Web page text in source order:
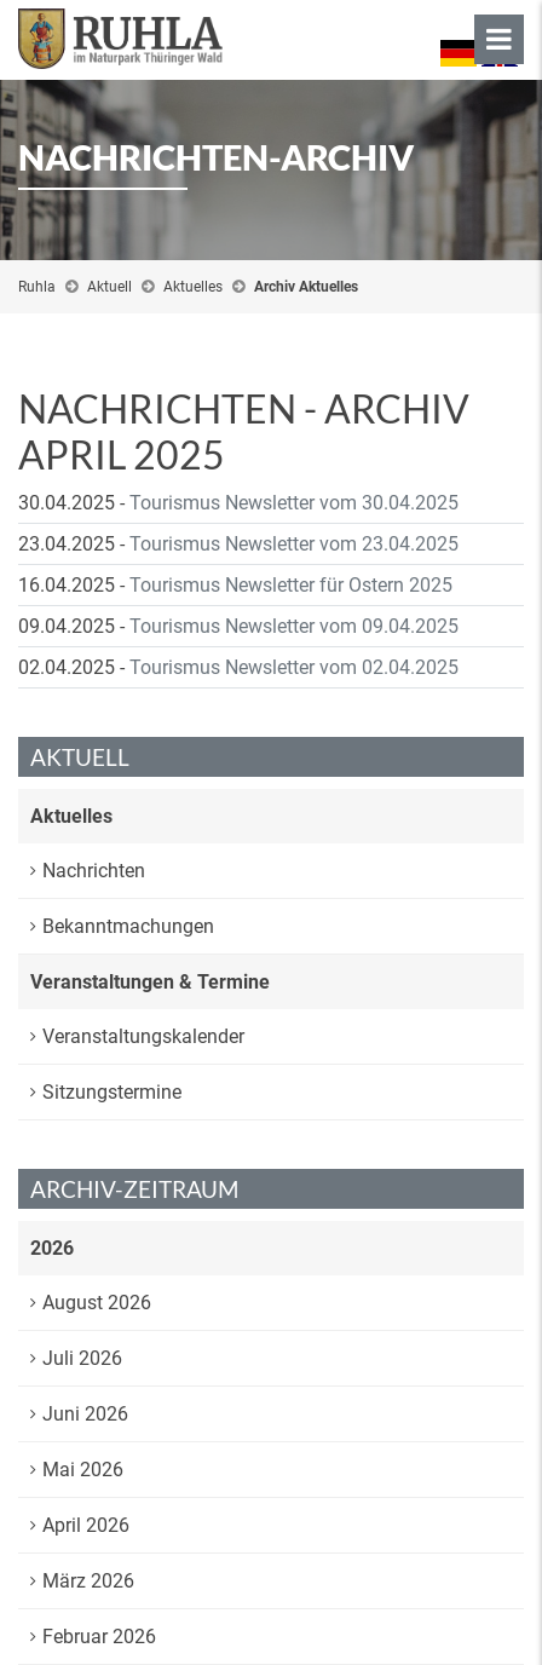
NACHRICHTEN-ARCHIV
Ruhla Aktuell Aktuelles Archiv Aktuelles
NACHRICHTEN - ARCHIV
APRIL 2025
30.04.2025 - Tourismus Newsletter vom 30.04.2025
23.04.2025 - Tourismus Newsletter vom 23.04.2025
16.04.2025 - Tourismus Newsletter für Ostern 2025
09.04.2025 - Tourismus Newsletter vom 09.04.2025
02.04.2025 - Tourismus Newsletter vom 02.04.2025
AKTUELL
Aktuelles
Nachrichten
Bekanntmachungen
Veranstaltungen & Termine
Veranstaltungskalender
Sitzungstermine
ARCHIV-ZEITRAUM
2026
August 2026
Juli 2026
Juni 2026
Mai 2026
April 2026
März 2026
Februar 2026